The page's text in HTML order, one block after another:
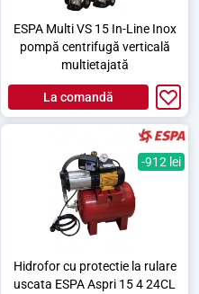
ESPA Multi VS 15 In-Line Inox
pompă centrifugă verticală
multietajată
La comandă
-912 lei
Hidrofor cu protectie la rulare
uscata ESPA Aspri 15 4 24CL